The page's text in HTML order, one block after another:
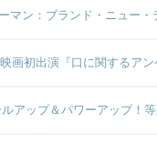
マン：ブランド・ニュー
画初出演『口に関するア
アップ＆パワーアップ！